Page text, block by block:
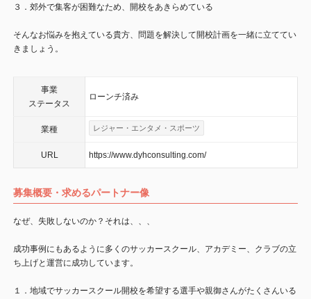
３．郊外で集客が困難なため、開校をあきらめている
​そんなお悩みを抱えている貴方、問題を解決して開校計画を一緒に立ててい
きましょう。
事業
ステータス
ローンチ済み
業種 レジャー・エンタメ・スポーツ
URL https://www.dyhconsulting.com/
募集概要・求めるパートナー像
なぜ、失敗しないのか？それは、、、
成功事例にもあるように多くのサッカースクール、アカデミー、クラブの立
ち上げと運営に成功しています。
１．地域でサッカースクール開校を希望する選手や親御さんがたくさんいる